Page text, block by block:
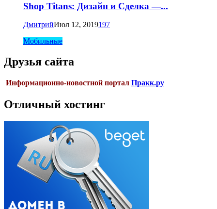
Shop Titans: Дизайн и Сделка —...
ДмитрийИюл 12, 2019197
Мобильные
Друзья сайта
Информационно-новостной портал Пракк.ру
Отличный хостинг